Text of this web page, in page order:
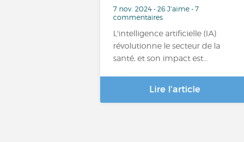
7 nov. 2024 • 26 J'aime • 7
commentaires
L'intelligence artificielle (IA)
révolutionne le secteur de la
santé, et son impact est…
Lire l'article